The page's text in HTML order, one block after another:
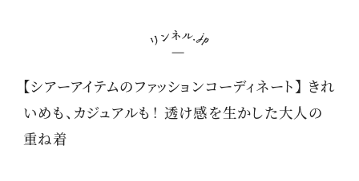
【シアーアイテムのファッションコーディネート】 きれ
いめも、カジュアルも！ 透け感を生かした大人の
重ね着